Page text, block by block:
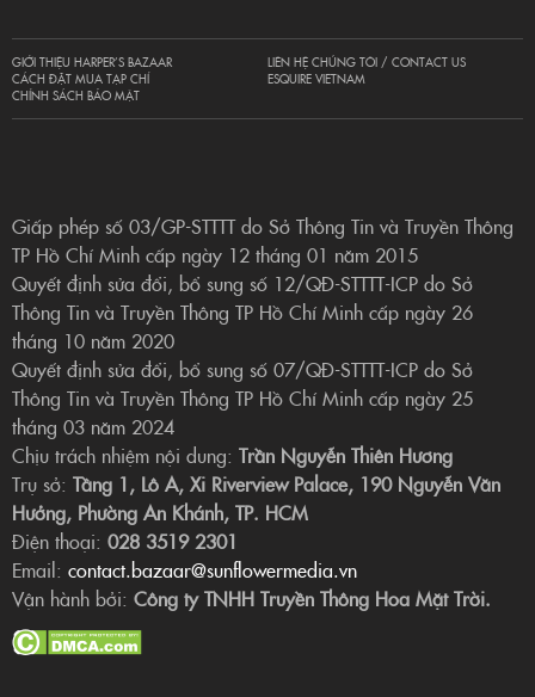
GIỚI THIỆU HARPER’S BAZAAR
CÁCH ĐẶT MUA TẠP CHÍ
CHÍNH SÁCH BẢO MẬT
LIÊN HỆ CHÚNG TÔI / CONTACT US
ESQUIRE VIETNAM
Giấp phép số 03/GP-STTTT do Sở Thông Tin và Truyền Thông
TP Hồ Chí Minh cấp ngày 12 tháng 01 năm 2015
Quyết định sửa đổi, bổ sung số 12/QĐ-STTTT-ICP do Sở
Thông Tin và Truyền Thông TP Hồ Chí Minh cấp ngày 26
tháng 10 năm 2020
Quyết định sửa đổi, bổ sung số 07/QĐ-STTTT-ICP do Sở
Thông Tin và Truyền Thông TP Hồ Chí Minh cấp ngày 25
tháng 03 năm 2024
Chịu trách nhiệm nội dung: Trần Nguyễn Thiên Hương
Trụ sở: Tầng 1, Lô A, Xi Riverview Palace, 190 Nguyễn Văn
Hưởng, Phường An Khánh, TP. HCM
Điện thoại: 028 3519 2301
Email: contact.bazaar@sunflowermedia.vn
Vận hành bởi: Công ty TNHH Truyền Thông Hoa Mặt Trời.